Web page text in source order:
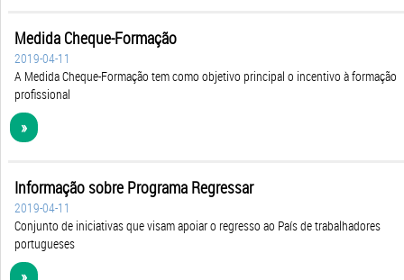
Medida Cheque-Formação
2019-04-11
A Medida Cheque-Formação tem como objetivo principal o incentivo à formação
profissional
»
Informação sobre Programa Regressar
2019-04-11
Conjunto de iniciativas que visam apoiar o regresso ao País de trabalhadores
portugueses
»